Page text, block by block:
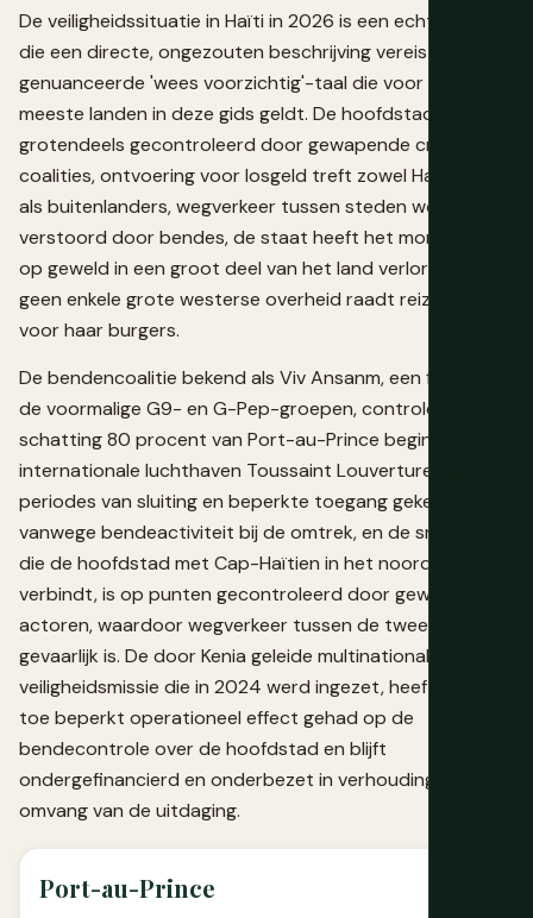
De veiligheidssituatie in Haïti in 2026 is een echte crisis
die een directe, ongezouten beschrijving vereist, niet de
genuanceerde 'wees voorzichtig'-taal die voor de
meeste landen in deze gids geldt. De hoofdstad wordt
grotendeels gecontroleerd door gewapende criminele
coalities, ontvoering voor losgeld treft zowel Haïtianen
als buitenlanders, wegverkeer tussen steden wordt
verstoord door bendes, de staat heeft het monopolie
op geweld in een groot deel van het land verloren, en
geen enkele grote westerse overheid raadt reizen aan
voor haar burgers.
De bendencoalitie bekend als Viv Ansanm, een fusie van
de voormalige G9- en G-Pep-groepen, controleert naar
schatting 80 procent van Port-au-Prince begin 2026. De
internationale luchthaven Toussaint Louverture heeft
periodes van sluiting en beperkte toegang gekend
vanwege bendeactiviteit bij de omtrek, en de snelweg
die de hoofdstad met Cap-Haïtien in het noorden
verbindt, is op punten gecontroleerd door gewapende
actoren, waardoor wegverkeer tussen de twee uiterst
gevaarlijk is. De door Kenia geleide multinationale
veiligheidsmissie die in 2024 werd ingezet, heeft tot nu
toe beperkt operationeel effect gehad op de
bendecontrole over de hoofdstad en blijft
ondergefinancierd en onderbezet in verhouding tot de
omvang van de uitdaging.
Port-au-Prince